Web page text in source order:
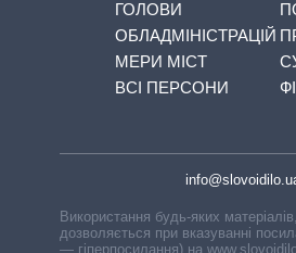
ГОЛОВИ
ОБЛАДМІНІСТРАЦІЙ
МЕРИ МІСТ
ВСІ ПЕРСОНИ
Використання будь-яких
дозволяється при вказуванні
— гіперпосилання) на